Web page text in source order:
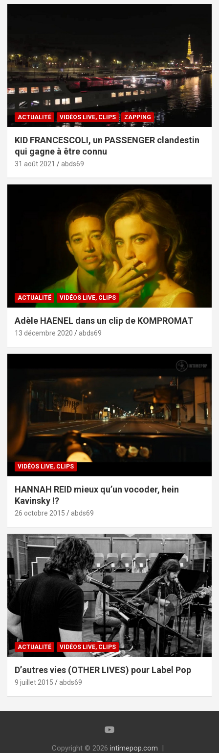
ACTUALITÉ VIDÉOS LIVE, CLIPS ZAPPING
KID FRANCESCOLI, un PASSENGER clandestin
qui gagne à être connu
31 août 2021 abds69
ACTUALITÉ VIDÉOS LIVE, CLIPS
Adèle HAENEL dans un clip de KOMPROMAT
13 décembre 2020 abds69
VIDÉOS LIVE, CLIPS
HANNAH REID mieux qu’un vocoder, hein
Kavinsky !?
26 octobre 2015 abds69
ACTUALITÉ VIDÉOS LIVE, CLIPS
D’autres vies (OTHER LIVES) pour Label Pop
9 juillet 2015 abds69
Copyright © 2026 intimepop.com